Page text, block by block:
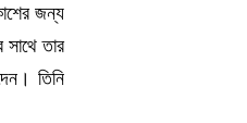
জন্য
সাথে তার
তিনি